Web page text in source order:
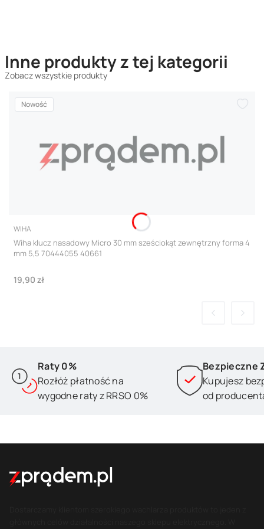
Inne produkty z tej kategorii
Zobacz wszystkie produkty
Nowość
PRODUCENT
WIHA
Wiha klucz nasadowy Micro 30 mm sześciokąt zewnętrzny forma 4
mm 5,5 70444055 40661
Cena
19,90 zł
Raty 0%
Rozłóż płatność na
wygodne raty z RRSO 0%
Bezpieczne
Kupujesz
od